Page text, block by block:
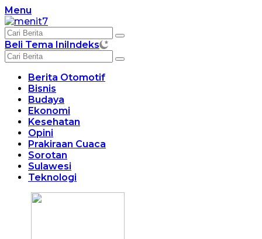
Langsung
ke
konten
Menu
Beli Tema IniIndeks
Berita Otomotif
Bisnis
Budaya
Ekonomi
Kesehatan
Opini
Prakiraan Cuaca
Sorotan
Sulawesi
Teknologi